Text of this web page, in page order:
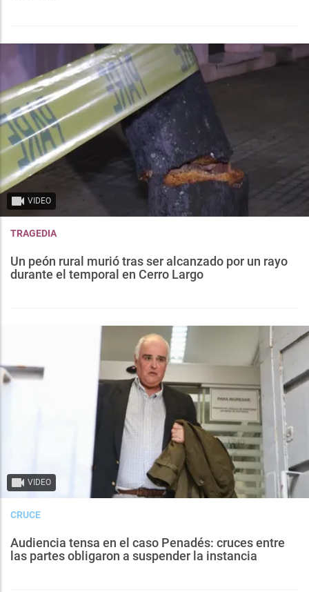
VIDEO
TRAGEDIA
Un peón rural murió tras ser alcanzado por un rayo
durante el temporal en Cerro Largo
VIDEO
CRUCE
Audiencia tensa en el caso Penadés: cruces entre
las partes obligaron a suspender la instancia